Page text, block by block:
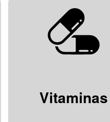
Vitaminas